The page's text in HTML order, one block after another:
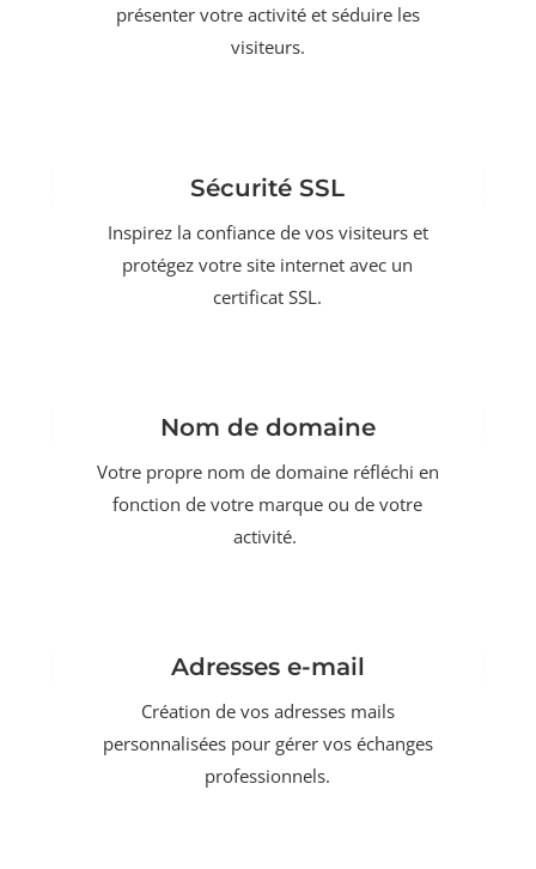
présenter votre activité et séduire les
visiteurs.
Sécurité SSL
Inspirez la confiance de vos visiteurs et
protégez votre site internet avec un
certificat SSL.
Nom de domaine
Votre propre nom de domaine réfléchi en
fonction de votre marque ou de votre
activité.
Adresses e-mail
Création de vos adresses mails
personnalisées pour gérer vos échanges
professionnels.